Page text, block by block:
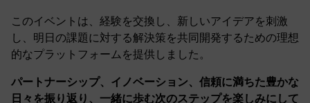
このイベントは、経験を交換し、新しいアイデアを刺激
し、明日の課題に対する解決策を共同開発するための理想
的なプラットフォームを提供しました。
パートナーシップ、イノベーション、信頼に満ちた豊かな
日々を振り返り、一緒に歩む次のステップを楽しみにして